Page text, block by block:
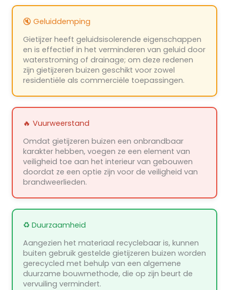
🔇 Geluiddemping
Gietijzer heeft geluidsisolerende eigenschappen
en is effectief in het verminderen van geluid door
waterstroming of drainage; om deze redenen
zijn gietijzeren buizen geschikt voor zowel
residentiële als commerciële toepassingen.
🔥 Vuurweerstand
Omdat gietijzeren buizen een onbrandbaar
karakter hebben, voegen ze een element van
veiligheid toe aan het interieur van gebouwen
doordat ze een optie zijn voor de veiligheid van
brandweerlieden.
♻️ Duurzaamheid
Aangezien het materiaal recyclebaar is, kunnen
buiten gebruik gestelde gietijzeren buizen worden
gerecycled met behulp van een algemene
duurzame bouwmethode, die op zijn beurt de
vervuiling vermindert.